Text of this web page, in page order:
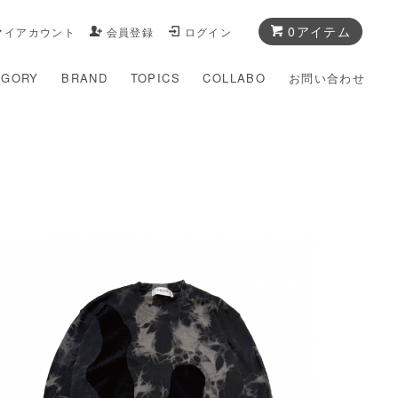
0アイテム
イアカウント 会員登録 ログイン
BRAND TOPICS COLLABO お問い合わせ